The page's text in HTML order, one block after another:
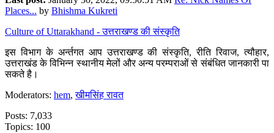
Places... by Bhishma Kukreti
Culture of Uttarakhand - उत्तराखण्ड की संस्कृति
इस विभाग के अर्न्तगत आप उत्तराखण्ड की संस्कृति, रीति रिवाज, त्यौहार,
उत्तराखंड के विभिन्न स्थानीय मेलों और अन्य परम्पराओं से संबंधित जानकारी पा
सकते है।
Moderators: hem,खीमसिंह रावत
Posts: 7,033
Topics: 100